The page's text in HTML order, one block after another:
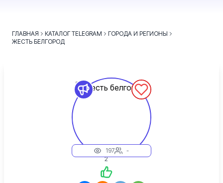
ГЛАВНАЯ КАТАЛОГ TELEGRAM
ГОРОДА И РЕГИОНЫ
ЖЕСТЬ БЕЛГОРОД
197
-
2